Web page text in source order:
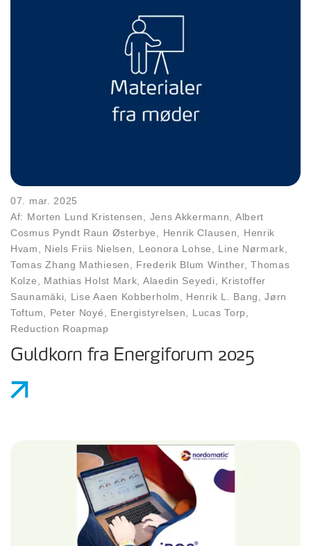
07. mar. 2025
Af: Morten Lund Kristensen, Jens Akkermann, Albert
Cosmus Pyndt Raun Østerbye, Henrik Clausen, Henrik
Hvam, Niels Friis Nielsen, Leonora Lohse, Line Nørmark,
Tomas Zhang Mathiesen, Frederik Blum Winther, Thomas
Kolze, Mathias Holst Mark, Alaedin Seyedi, Kristoffer
Saunamäki, Lise Aaen Kobberholm, Henrik L. Bang, Jørn
Toftum, Peter Noyé, Energistyrelsen, Lucas Torp,
Reduction Roapmap
Guldkorn fra Energiforum 2025